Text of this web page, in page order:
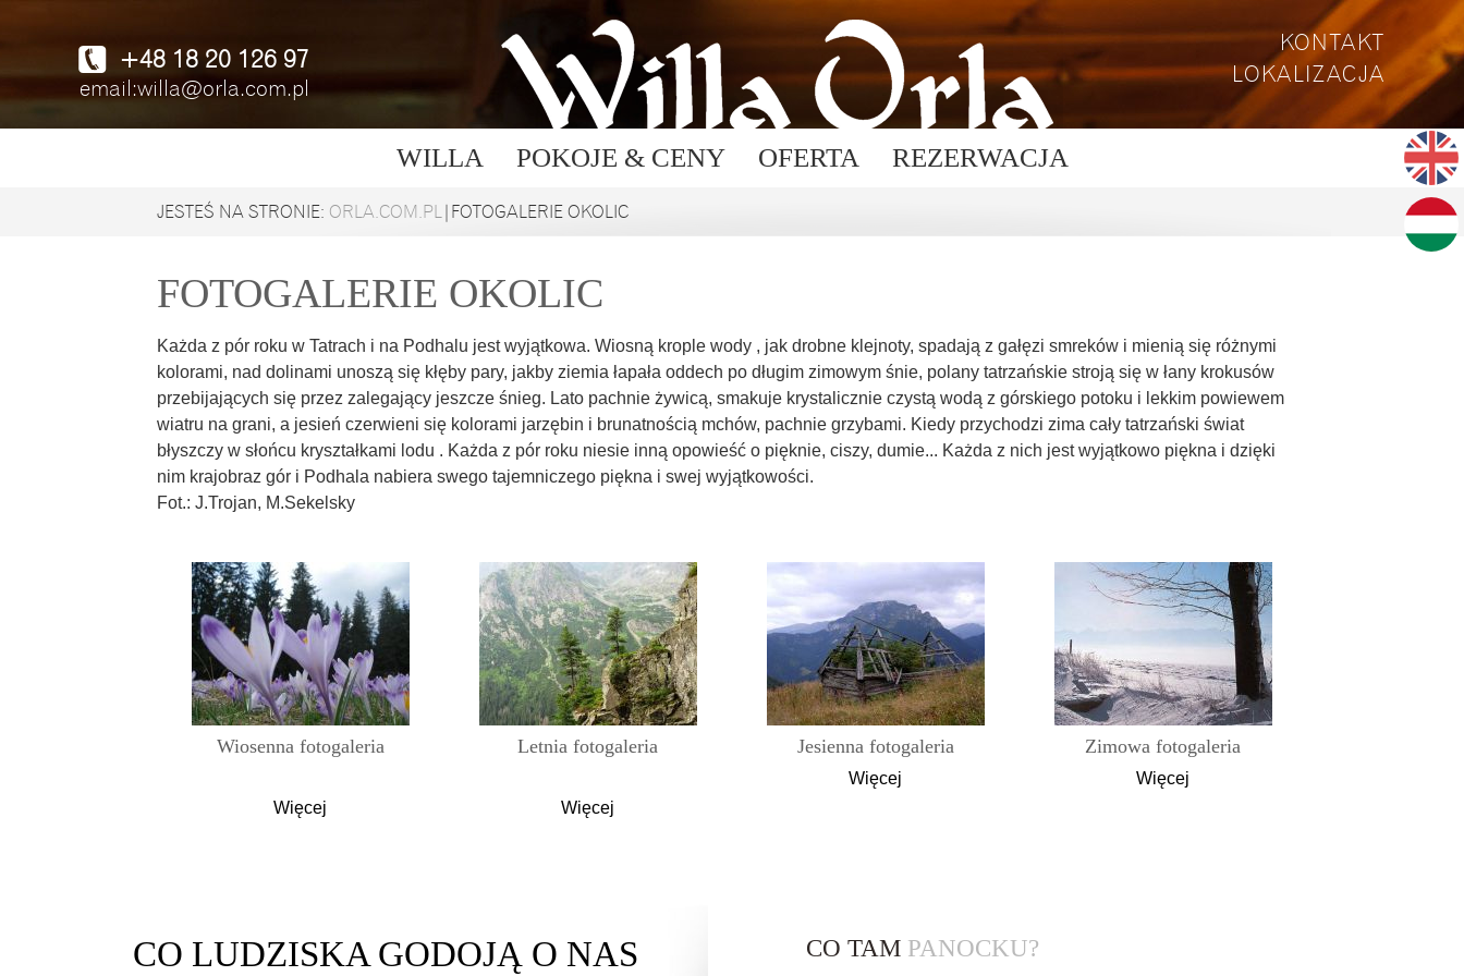
+48 18 20 126 97
email:willa@orla.com.pl
KONTAKT
LOKALIZACJA
WILLA POKOJE & CENY OFERTA REZERWACJA
FOTOGALERIE OKOLIC
JESTEŚ NA STRONIE: ORLA.COM.PL |FOTOGALERIE OKOLIC
Każda z pór roku w Tatrach i na Podhalu jest wyjątkowa. Wiosną krople wody , jak drobne klejnoty, spadają z gałęzi smreków i mienią się różnymi
kolorami, nad dolinami unoszą się kłęby pary, jakby ziemia łapała oddech po długim zimowym śnie, polany tatrzańskie stroją się w łany krokusów
przebijających się przez zalegający jeszcze śnieg. Lato pachnie żywicą, smakuje krystalicznie czystą wodą z górskiego potoku i lekkim powiewem
wiatru na grani, a jesień czerwieni się kolorami jarzębin i brunatnością mchów, pachnie grzybami. Kiedy przychodzi zima cały tatrzański świat
błyszczy w słońcu kryształkami lodu . Każda z pór roku niesie inną opowieść o pięknie, ciszy, dumie... Każda z nich jest wyjątkowo piękna i dzięki
nim krajobraz gór i Podhala nabiera swego tajemniczego piękna i swej wyjątkowości.
Fot.: J.Trojan, M.Sekelsky
Wiosenna fotogaleria
Więcej
Letnia fotogaleria
Więcej
Jesienna fotogaleria
Więcej
Zimowa fotogaleria
Więcej
CO LUDZISKA GODOJĄ O NAS CO TAM PANOCKU?